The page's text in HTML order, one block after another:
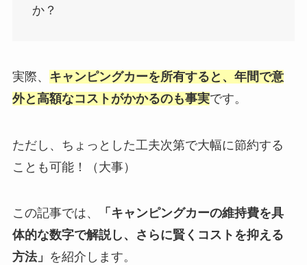
か？
実際、 キャンピングカーを所有すると、年間で意
外と高額なコストがかかるのも事実です。
ただし、ちょっとした工夫次第で大幅に節約する
ことも可能！（大事）
この記事では、
「キャンピングカーの維持費を具
体的な数字で解説し、さらに賢くコストを抑える
方法」 を紹介します。